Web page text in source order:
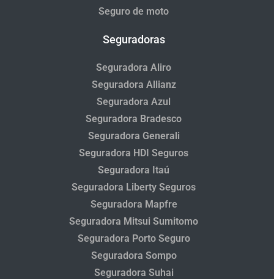
Seguro de moto
Seguradoras
Seguradora Aliro
Seguradora Allianz
Seguradora Azul
Seguradora Bradesco
Seguradora Generali
Seguradora HDI Seguros
Seguradora Itaú
Seguradora Liberty Seguros
Seguradora Mapfre
Seguradora Mitsui Sumitomo
Seguradora Porto Seguro
Seguradora Sompo
Seguradora Suhai